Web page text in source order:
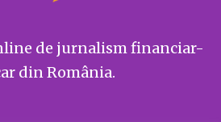
de jurnalism financiar-
din România.